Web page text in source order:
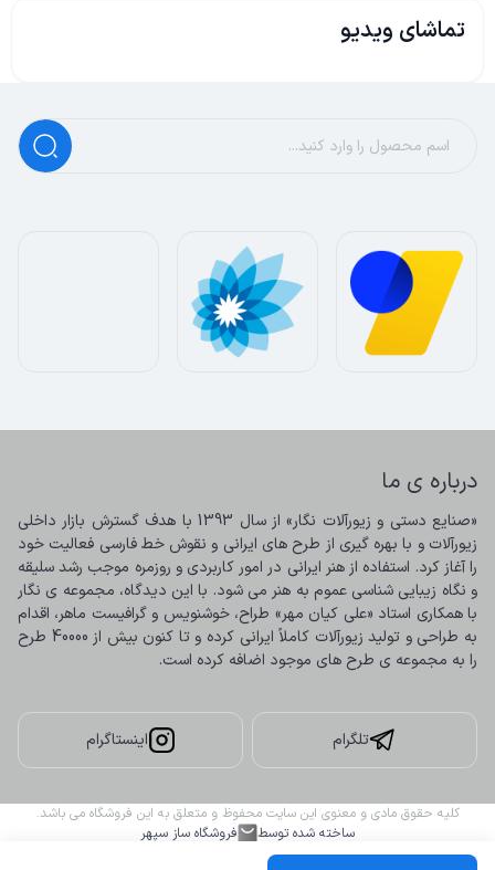
تماشای ویدیو
درباره ی ما
را به مجموعه ی طرح های موجود اضافه کرده است.
تلگرام اینستاگرام
کلیه حقوق مادی و معنوی این سایت محفوظ و متعلق به این فروشگاه می باشد.
ساخته شده توسط
فروشگاه ساز سپهر